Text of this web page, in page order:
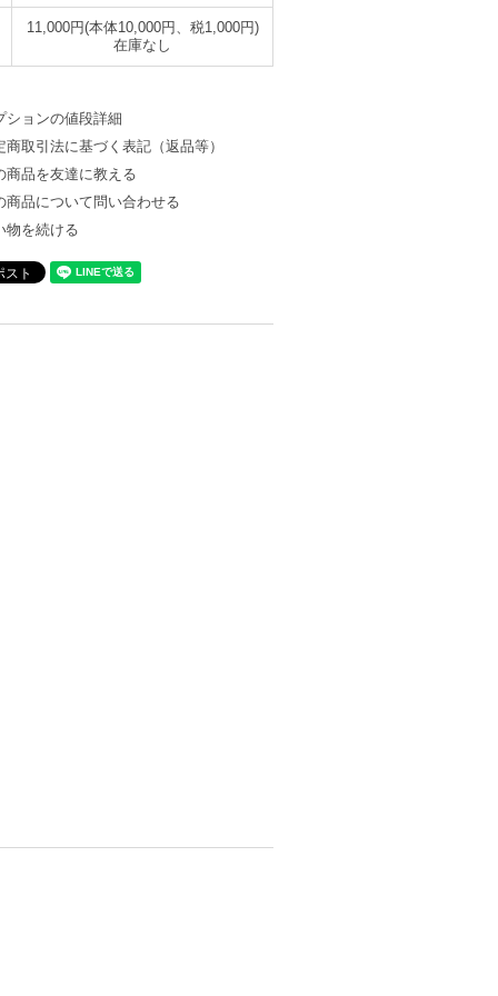
11,000円(本体10,000円、税1,000円)
在庫なし
ションの値段詳細
商取引法に基づく表記（返品等）
商品を友達に教える
商品について問い合わせる
物を続ける